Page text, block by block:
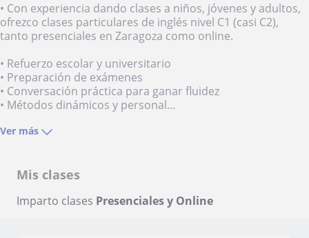
• Con experiencia dando clases a niños, jóvenes y adultos,
ofrezco clases particulares de inglés nivel C1 (casi C2),
tanto presenciales en Zaragoza como online.
• Refuerzo escolar y universitario
• Preparación de exámenes
• Conversación práctica para ganar fluidez
• Métodos dinámicos y personal...
Ver más
Mis clases
Imparto clases Presenciales y Online